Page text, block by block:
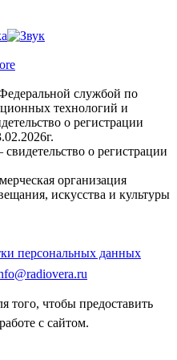
службой по
технологий и
о регистрации
о регистрации
организация
искусства и культуры
персональных данных
того, чтобы предоставить
с сайтом.